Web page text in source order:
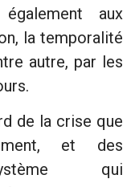
aux
la temporalité
autre, par les
de la crise que
et des
qui